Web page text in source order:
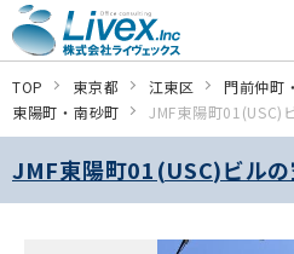
TOP 東京都 江東区
門前仲町
東陽町・南砂町
JMF東陽町01(USC)
JMF東陽町01(USC)ビル